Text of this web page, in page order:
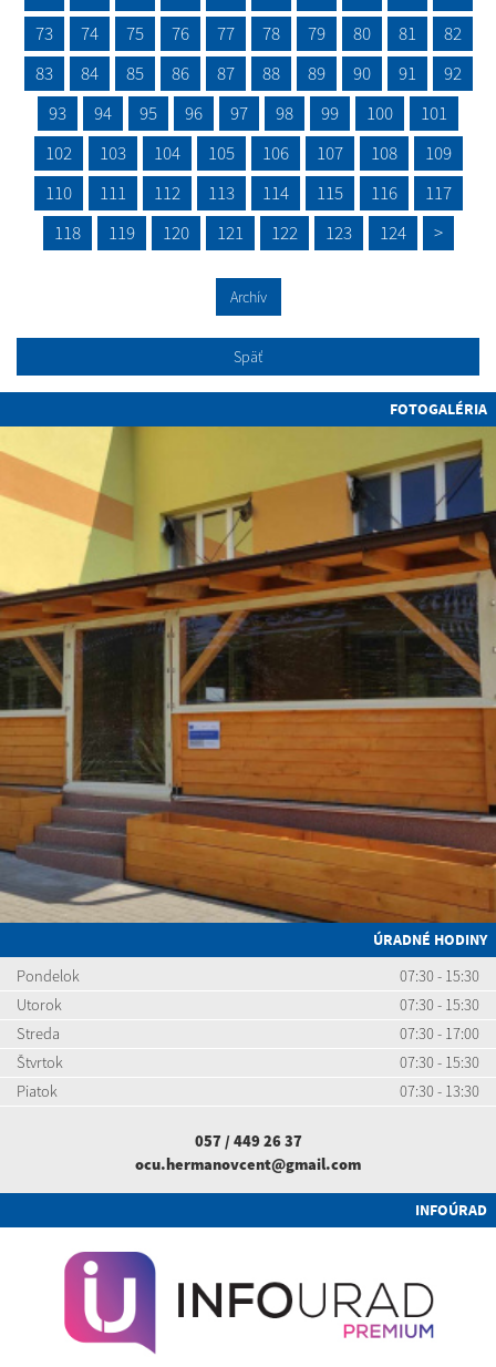
73
74 75 76 77 78 79 80 81
82
83
84 85 86 87 88 89 90 91
92
93
94 95 96 97 98 99 100
101
102
103 104 105 106 107 108
109
110
111 112 113 114 115 116
117
118
119 120 121 122 123 124 >
Archív
Späť
FOTOGALÉRIA
ÚRADNÉ HODINY
Pondelok
07:30 - 15:30
Utorok
07:30 - 15:30
Streda
07:30 - 17:00
Štvrtok
07:30 - 15:30
Piatok
07:30 - 13:30
057 / 449 26 37
ocu.hermanovcent@gmail.com
INFOÚRAD